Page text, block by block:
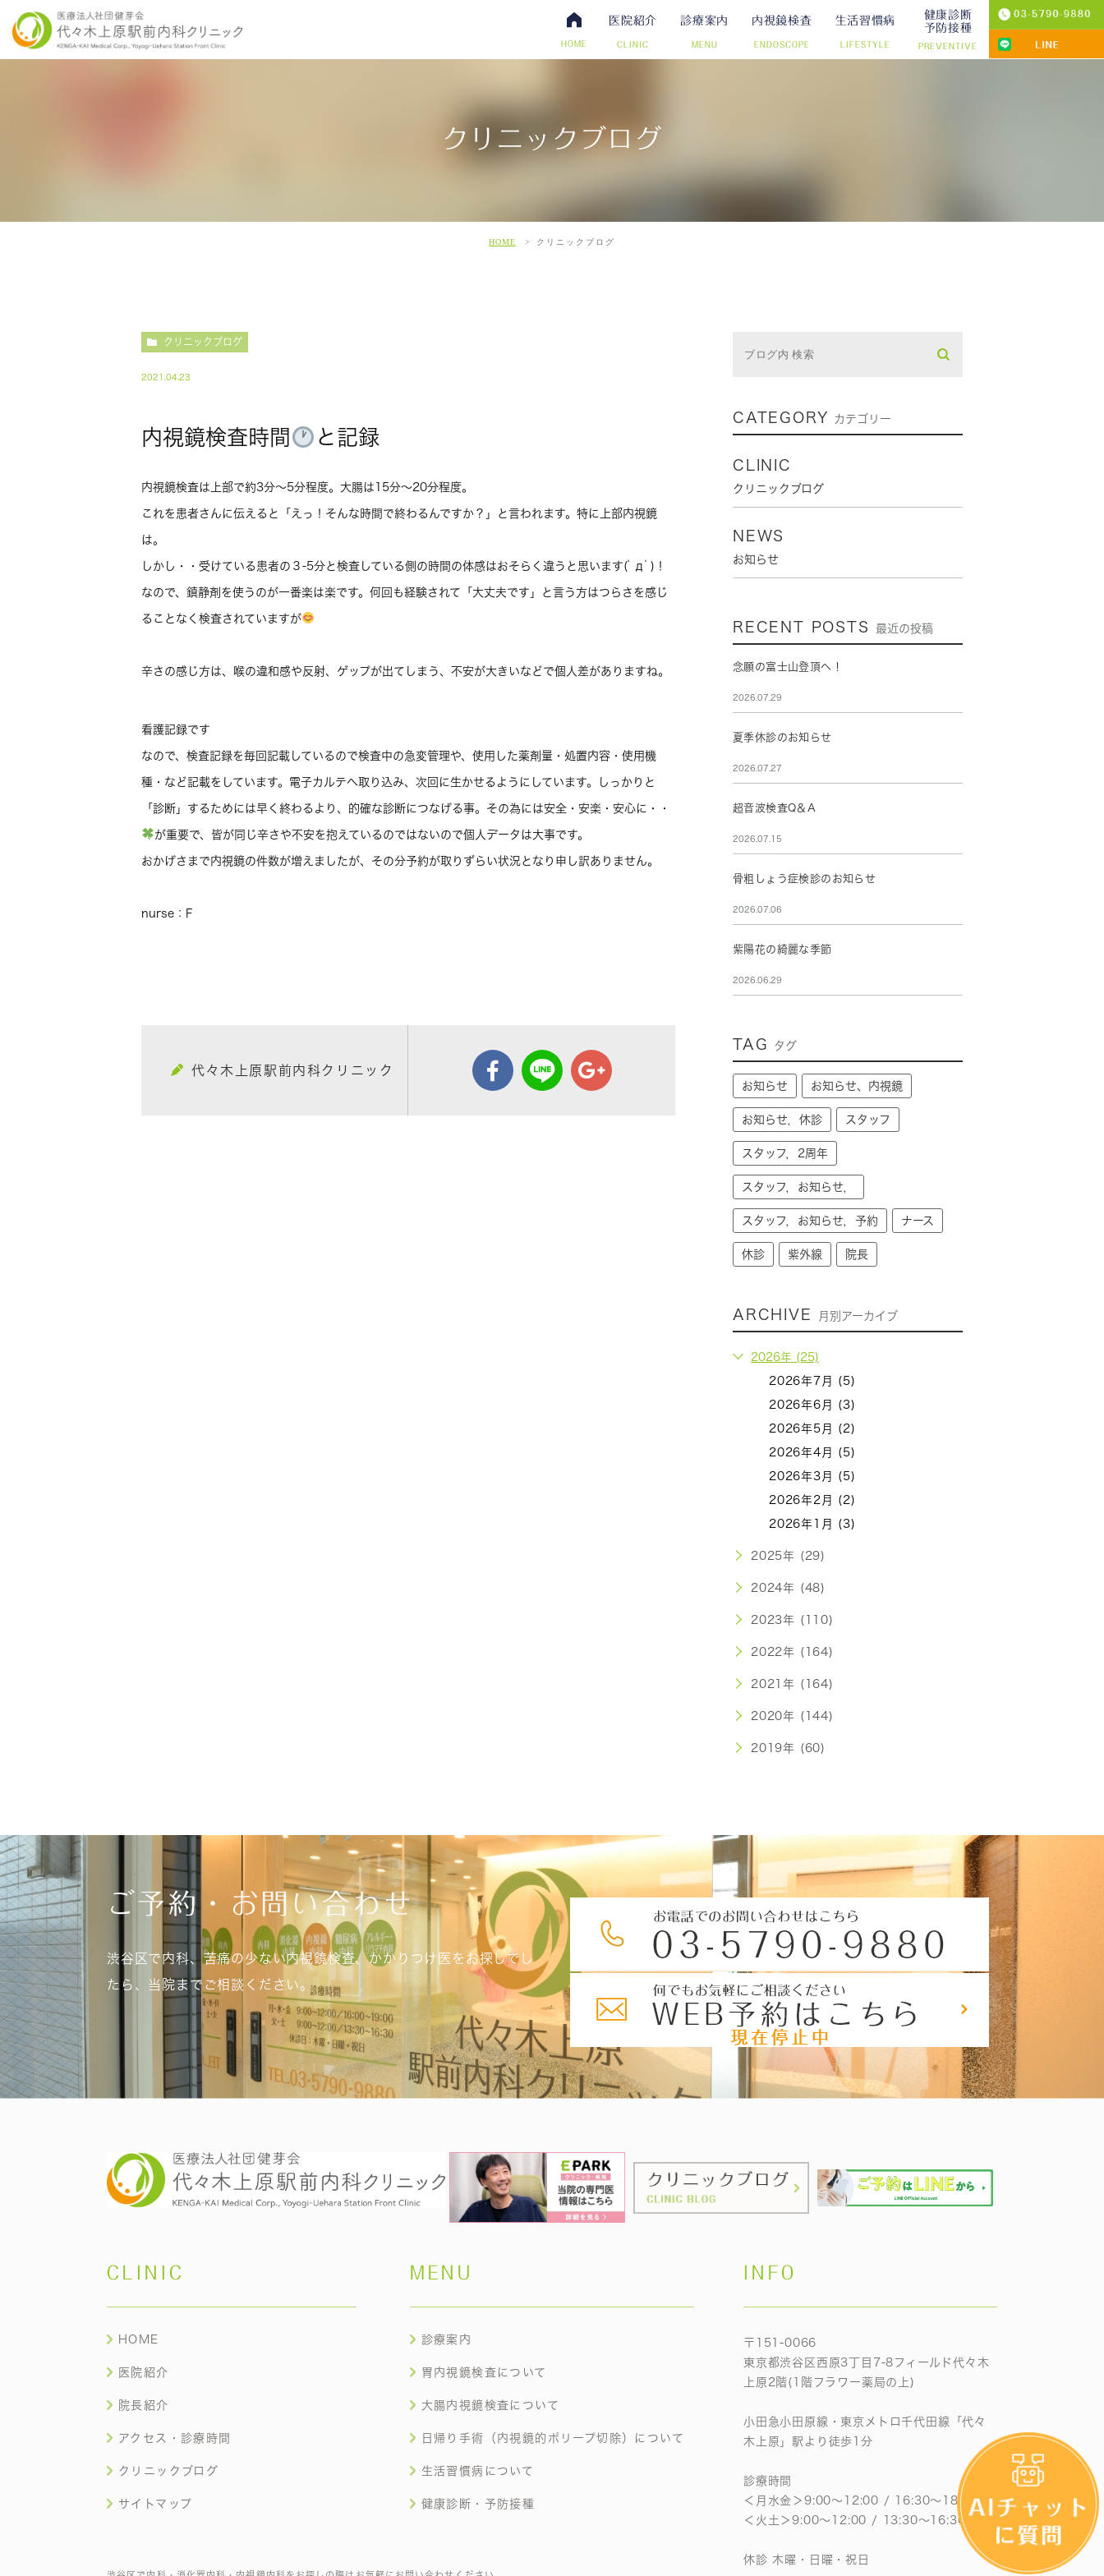
HOME
医院紹介
CLINIC
アクセス・診療時間 スタッフ募集
診療案内
MENU
内視鏡検査
ENDOSCOPE
大腸内視鏡検査について 日帰り手術（内視鏡的ポリープ切除）
生活習慣病
LIFESTYLE
健康診断
予防接種
PREVENTIVE
ワクチン・予防接種
クリニックブログ
HOME クリニックブログ
クリニックブログ
2021.04.23
内視鏡検査時間 と記録
内視鏡検査は上部で約3分～5分程度。大腸は15分～20分程度。
これを患者さんに伝えると「えっ！そんな時間で終わるんですか？」と言われます。特に上部内視鏡
は。
しかし・・受けている患者の３-5分と検査している側の時間の体感はおそらく違うと思います(ﾟдﾟ)！
なので、鎮静剤を使うのが一番楽は楽です。何回も経験されて「大丈夫です」と言う方はつらさを感じ
ることなく検査されていますが
辛さの感じ方は、喉の違和感や反射、ゲップが出てしまう、不安が大きいなどで個人差がありますね。
看護記録です
なので、検査記録を毎回記載しているので検査中の急変管理や、使用した薬剤量・処置内容・使用機
種・など記載をしています。電子カルテへ取り込み、次回に生かせるようにしています。しっかりと
「診断」するためには早く終わるより、的確な診断につなげる事。その為には安全・安楽・安心に・・
が重要で、皆が同じ辛さや不安を抱えているのではないので個人データは大事です。
おかげさまで内視鏡の件数が増えましたが、その分予約が取りずらい状況となり申し訳ありません。
nurse：F
代々木上原駅前内科クリニック
CATEGORY カテゴリー
CLINIC
クリニックブログ
NEWS
お知らせ
RECENT POSTS 最近の投稿
念願の富士山登頂へ！
2026.07.29
夏季休診のお知らせ
2026.07.27
超音波検査Q＆A
2026.07.15
骨粗しょう症検診のお知らせ
2026.07.06
紫陽花の綺麗な季節
2026.06.29
TAG タグ
お知らせ お知らせ、内視鏡
お知らせ，休診 スタッフ
スタッフ，2周年
スタッフ，お知らせ，
スタッフ，お知らせ，予約 ナース
休診 紫外線 院長
ARCHIVE 月別アーカイブ
2026年 (25)
2026年7月 (5)
2026年6月 (3)
2026年5月 (2)
2026年4月 (5)
2026年3月 (5)
2026年2月 (2)
2026年1月 (3)
2025年 (29)
2024年 (48)
2023年 (110)
2022年 (164)
2021年 (164)
2020年 (144)
2019年 (60)
ご予約・お問い合わせ
渋谷区で内科、苦痛の少ない内視鏡検査、かかりつけ医をお探しでし
たら、当院までご相談ください。
CLINIC
HOME
医院紹介
院長紹介
アクセス・診療時間
クリニックブログ
サイトマップ
MENU
診療案内
胃内視鏡検査について
大腸内視鏡検査について
日帰り手術（内視鏡的ポリープ切除）について
生活習慣病について
健康診断・予防接種
INFO
〒151-0066
東京都渋谷区西原3丁目7-8フィールド代々木
上原2階(1階フラワー薬局の上)
小田急小田原線・東京メトロ千代田線「代々
木上原」駅より徒歩1分
診療時間
＜月水金＞9:00〜12:00 / 16:30〜18:30
＜火土＞9:00〜12:00 / 13:30〜16:30
休診 木曜・日曜・祝日